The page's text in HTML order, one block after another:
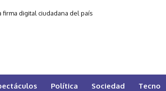
digital ciudadana del país
Política Sociedad Tecno